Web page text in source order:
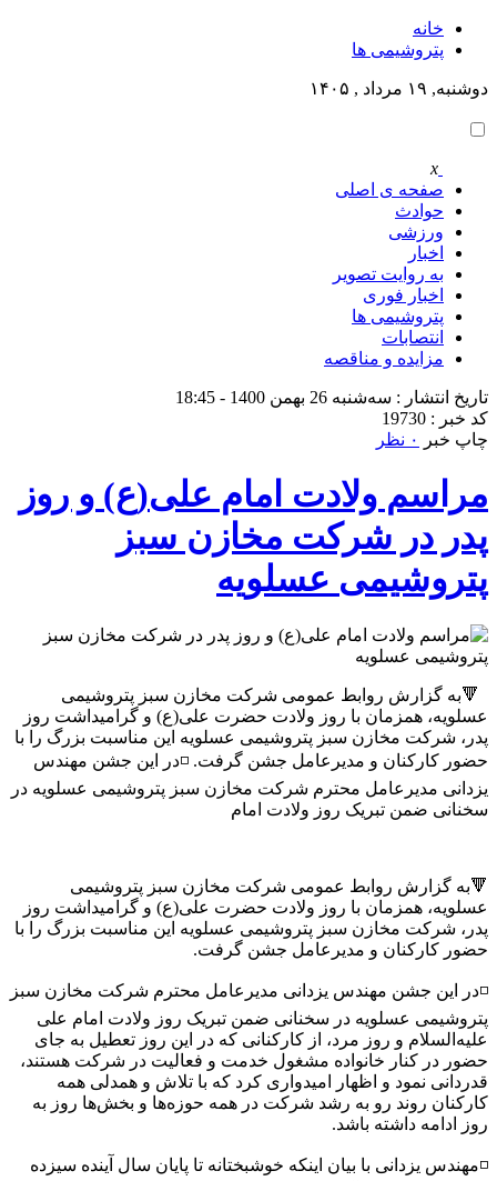
خانه
پتروشيمى ها
دوشنبه, ۱۹ مرداد , ۱۴۰۵
x
صفحه ی اصلی
حوادث
ورزشی
اخبار
به روایت تصویر
اخبار فوری
پتروشيمى ها
انتصابات
مزایده و مناقصه
تاریخ انتشار : سه‌شنبه 26 بهمن 1400 - 18:45
کد خبر : 19730
چاپ خبر
۰ نظر
مراسم ولادت امام علی(ع) و روز
پدر در شرکت مخازن سبز
پتروشیمی عسلویه
🔻به گزارش روابط عمومی شرکت مخازن سبز پتروشیمی
عسلویه، همزمان با روز ولادت حضرت علی(ع) و گرامیداشت روز
پدر، شرکت مخازن سبز پتروشیمی عسلویه این مناسبت بزرگ را با
حضور کارکنان و مدیرعامل جشن گرفت. ◽️در این جشن مهندس
یزدانی مدیرعامل محترم شرکت مخازن سبز پتروشیمی عسلویه در
سخنانی ضمن تبریک روز ولادت امام
🔻به گزارش روابط عمومی شرکت مخازن سبز پتروشیمی
عسلویه، همزمان با روز ولادت حضرت علی(ع) و گرامیداشت روز
پدر، شرکت مخازن سبز پتروشیمی عسلویه این مناسبت بزرگ را با
حضور کارکنان و مدیرعامل جشن گرفت.
◽️در این جشن مهندس یزدانی مدیرعامل محترم شرکت مخازن سبز
پتروشیمی عسلویه در سخنانی ضمن تبریک روز ولادت امام علی
علیه‌السلام و روز مرد، از کارکنانی که در این روز تعطیل به جای
حضور در کنار خانواده مشغول خدمت و فعالیت در شرکت هستند،
قدردانی نمود و اظهار امیدواری کرد که با تلاش و همدلی همه
کارکنان روند رو به رشد شرکت در همه حوزه‌ها و بخش‌ها روز به
روز ادامه داشته باشد.
◽️مهندس یزدانی با بیان اینکه خوشبختانه تا پایان سال آینده سیزده